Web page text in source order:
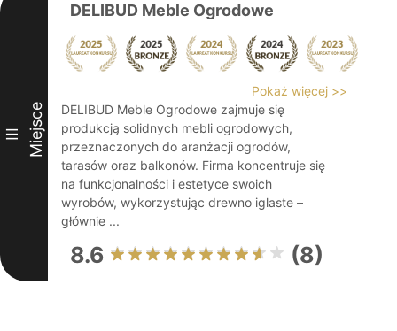
III Miejsce
DELIBUD Meble Ogrodowe
Pokaż więcej >>
DELIBUD Meble Ogrodowe zajmuje się
produkcją solidnych mebli ogrodowych,
przeznaczonych do aranżacji ogrodów,
tarasów oraz balkonów. Firma koncentruje się
na funkcjonalności i estetyce swoich
wyrobów, wykorzystując drewno iglaste –
głównie ...
8.6 (8)